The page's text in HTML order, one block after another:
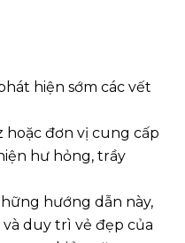
hiện sớm các vết
hoặc đơn vị cung cấp
hư hỏng, trầy
hướng dẫn này,
duy trì vẻ đẹp của